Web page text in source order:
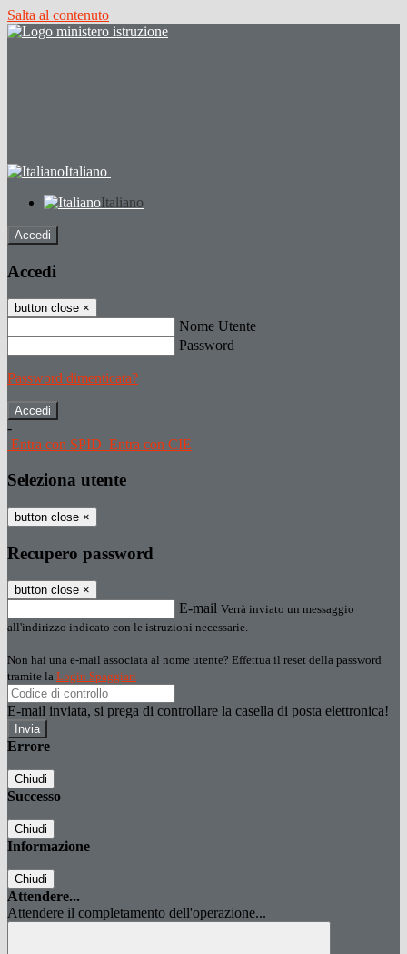
Salta al contenuto
Italiano
Italiano
Accedi
Accedi
button close ×
Nome Utente
Password
Password dimenticata?
-
Entra con SPID Entra con CIE
Seleziona utente
button close ×
Recupero password
button close ×
E-mail Verrà inviato un messaggio
all'indirizzo indicato con le istruzioni necessarie.
Non hai una e-mail associata al nome utente? Effettua il reset della password
tramite la Login Spaggiari
E-mail inviata, si prega di controllare la casella di posta elettronica!
Errore
Chiudi
Successo
Chiudi
Informazione
Chiudi
Attendere...
Attendere il completamento dell'operazione...